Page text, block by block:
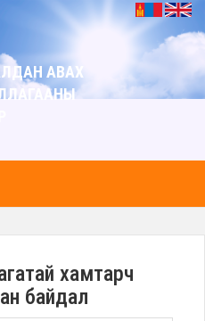
АВАХ
хамтарч
байдал